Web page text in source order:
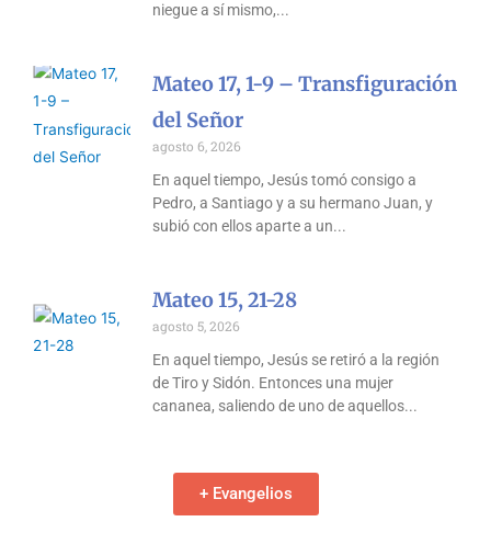
niegue a sí mismo,
Mateo 17, 1-9 – Transfiguración
del Señor
agosto 6, 2026
En aquel tiempo, Jesús tomó consigo a
Pedro, a Santiago y a su hermano Juan, y
subió con ellos aparte a un
Mateo 15, 21-28
agosto 5, 2026
En aquel tiempo, Jesús se retiró a la región
de Tiro y Sidón. Entonces una mujer
cananea, saliendo de uno de aquellos
+ Evangelios